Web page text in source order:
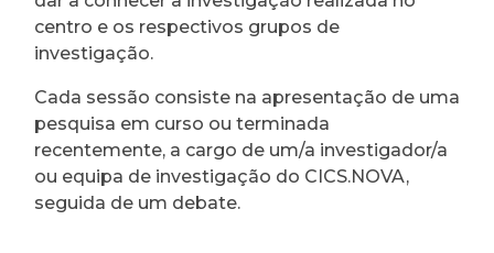
centro e os respectivos grupos de
investigação.
Cada sessão consiste na apresentação de uma
pesquisa em curso ou terminada
recentemente, a cargo de um/a investigador/a
ou equipa de investigação do CICS.NOVA,
seguida de um debate.